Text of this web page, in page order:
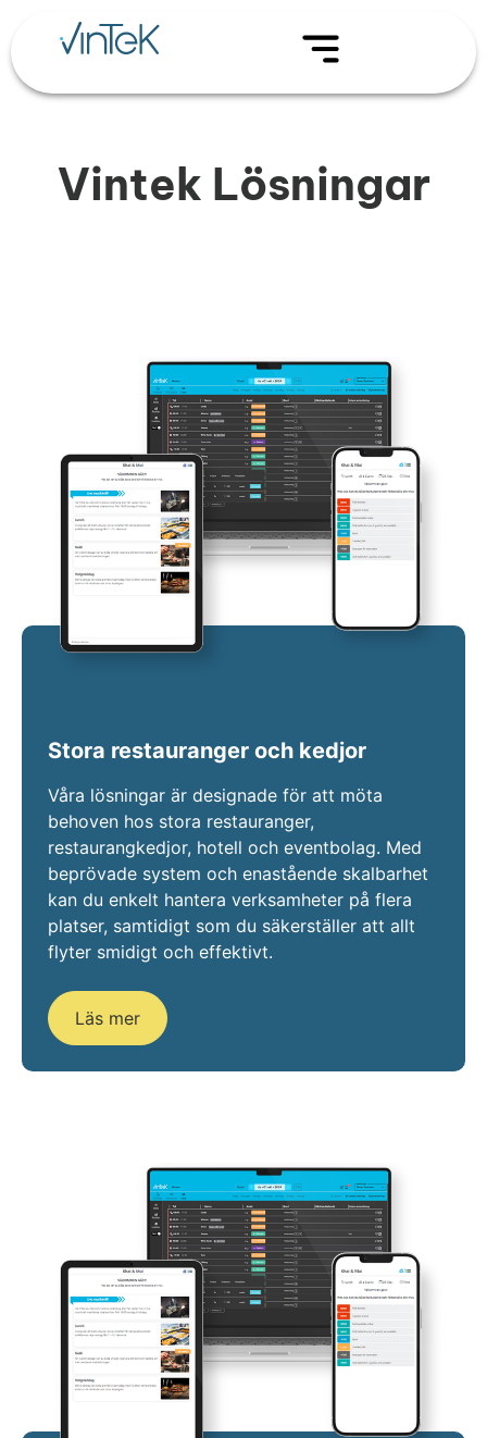
Vintek Lösningar
Stora restauranger och kedjor
Våra lösningar är designade för att möta
behoven hos stora restauranger,
restaurangkedjor, hotell och eventbolag. Med
beprövade system och enastående skalbarhet
kan du enkelt hantera verksamheter på flera
platser, samtidigt som du säkerställer att allt
flyter smidigt och effektivt.
Läs mer